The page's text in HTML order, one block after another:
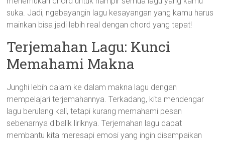
suka. Jadi, ngebayangin lagu kesayangan yang kamu harus
mainkan bisa jadi lebih real dengan chord yang tepat!
Terjemahan Lagu: Kunci
Memahami Makna
Junghi lebih dalam ke dalam makna lagu dengan
mempelajari terjemahannya. Terkadang, kita mendengar
lagu berulang kali, tetapi kurang memahami pesan
sebenarnya dibalik liriknya. Terjemahan lagu dapat
membantu kita meresapi emosi yang ingin disampaikan